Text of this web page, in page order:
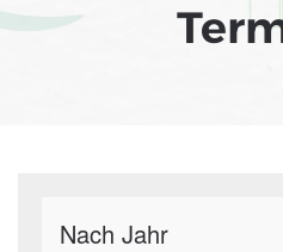
Nach Jahr